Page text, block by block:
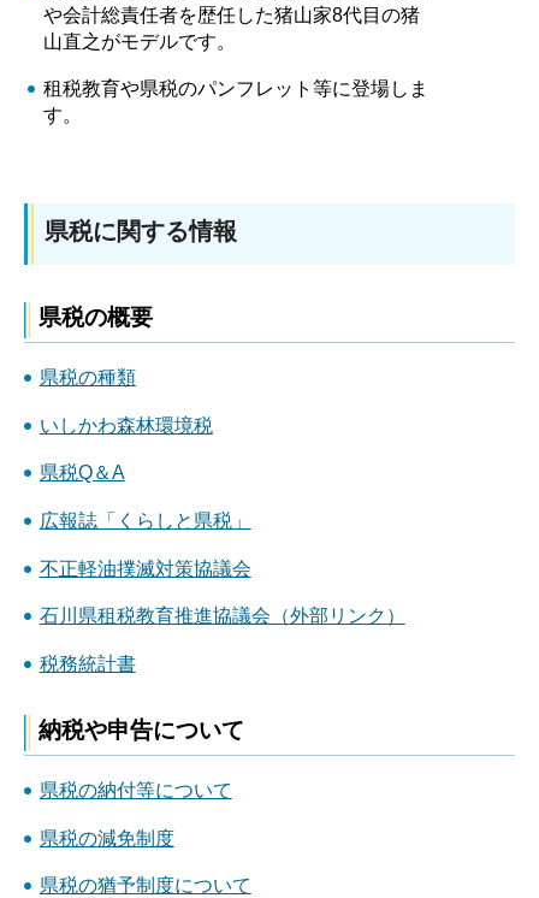
や会計総責任者を歴任した猪山家8代目の猪
山直之がモデルです。
租税教育や県税のパンフレット等に登場しま
す。
県税に関する情報
県税の概要
県税の種類
いしかわ森林環境税
県税Q＆A
広報誌「くらしと県税」
不正軽油撲滅対策協議会
石川県租税教育推進協議会（外部リンク）
税務統計書
納税や申告について
県税の納付等について
県税の減免制度
県税の猶予制度について